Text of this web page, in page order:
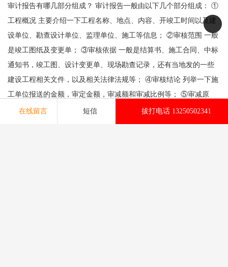
审计报告有哪几部分组成？ 审计报告一般由以下几个部分组成： ①
工程概况 主要介绍一下工程名称、地点、内容、开竣工时间以及建
设单位、勘查设计单位、监理单位、施工等信息； ②审核范围 一般
是竣工图纸及变更单； ③审核依据 一般是结算书、施工合同、中标
通知书，竣工图、设计变更单、现场勘查记录，还有当地发的一些
建设工程相关文件，以及相关法律法规等； ④审核结论 列举一下施
工单位报送的金额，审定金额，审减额和审减比例等； ⑤审减原
因 主要是逐条列清楚哪些部分审减了，审减额多少，还要写清楚工
程量审减了多少，单价审减了多少。这个部分是整个报告的，能体
在线留言 短信 拔打电话 13250502341